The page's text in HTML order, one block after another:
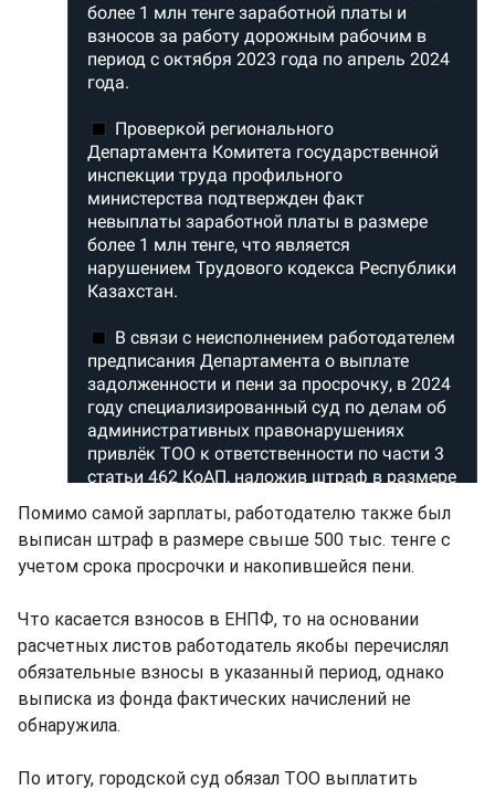
Помимо самой зарплаты, работодателю также был
выписан штраф в размере свыше 500 тыс. тенге с
учетом срока просрочки и накопившейся пени.
Что касается взносов в ЕНПФ, то на основании
расчетных листов работодатель якобы перечислял
обязательные взносы в указанный период, однако
выписка из фонда фактических начислений не
обнаружила.
По итогу, городской суд обязал ТОО выплатить